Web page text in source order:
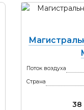
Поток воздуха
Страна
38